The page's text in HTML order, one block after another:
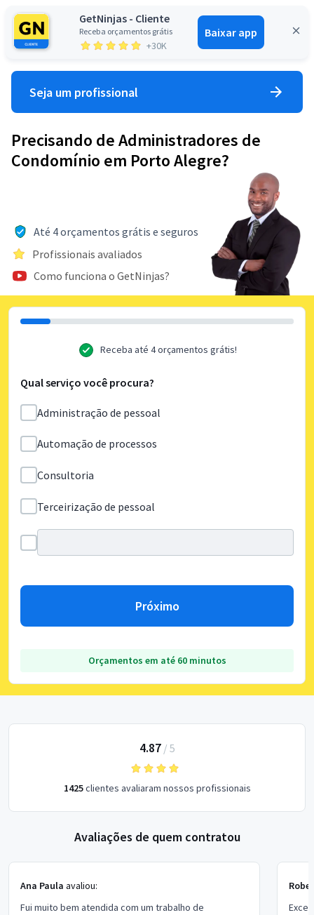
GetNinjas - Cliente
Receba orçamentos grátis
+30K
Baixar app
Entrar
Seja um profissional
Precisando de Administradores de
Condomínio em Porto Alegre?
Até 4 orçamentos grátis e seguros
Profissionais avaliados
Como funciona o GetNinjas?
Receba até 4 orçamentos grátis!
Qual serviço você procura?
Administração de pessoal
Automação de processos
Consultoria
Terceirização de pessoal
Próximo
Orçamentos em até 60 minutos
4.87/ 5
1425clientes avaliaram nossos profissionais
Avaliações de quem contratou
Ana Paula avaliou:
Fui muito bem atendida com um trabalho de